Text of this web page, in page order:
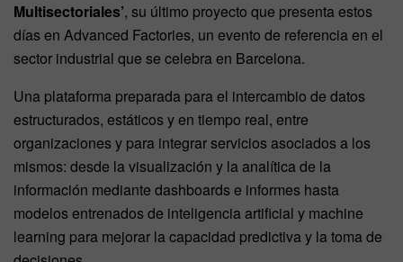
Multisectoriales’, su último proyecto que presenta estos
días en Advanced Factories, un evento de referencia en el
sector industrial que se celebra en Barcelona.
Una plataforma preparada para el intercambio de datos
estructurados, estáticos y en tiempo real, entre
organizaciones y para integrar servicios asociados a los
mismos: desde la visualización y la analítica de la
información mediante dashboards e informes hasta
modelos entrenados de inteligencia artificial y machine
learning para mejorar la capacidad predictiva y la toma de